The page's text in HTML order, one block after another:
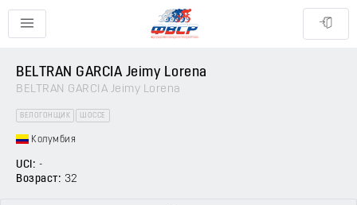
BELTRAN GARCIA Jeimy Lorena
BELTRAN GARCIA Jeimy Lorena
ВЕЛОГОНЩИК ШОССЕ
Колумбия
UCI: -
Возраст: 32